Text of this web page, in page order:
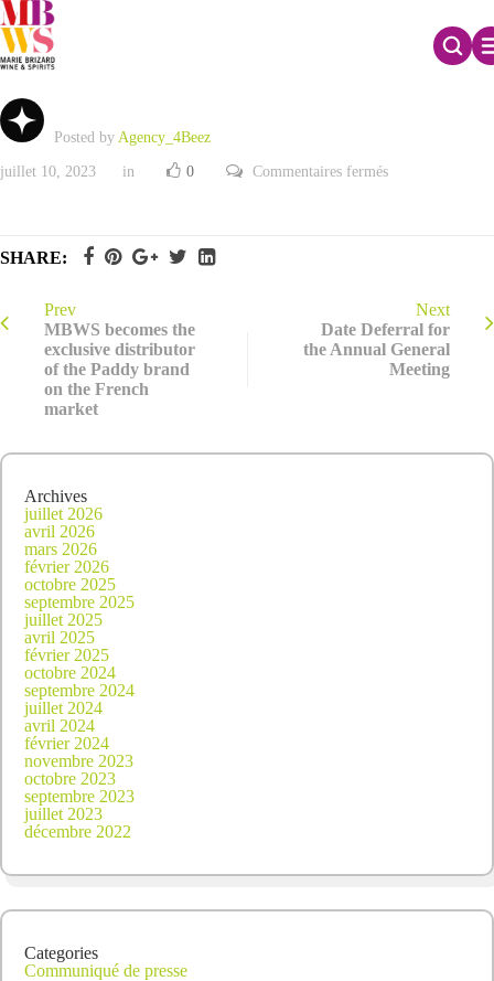
Upward revision of 2015 financial targets
Posted by Agency_4Beez
juillet 10, 2023 in 0 Commentaires ferméssur
SHARE:
Prev
MBWS becomes the
exclusive distributor
of the Paddy brand
on the French
market
Next
Date Deferral for
the Annual General
Meeting
Archives
juillet 2026
avril 2026
mars 2026
février 2026
octobre 2025
septembre 2025
juillet 2025
avril 2025
février 2025
octobre 2024
septembre 2024
juillet 2024
avril 2024
février 2024
novembre 2023
octobre 2023
septembre 2023
juillet 2023
décembre 2022
Categories
Communiqué de presse